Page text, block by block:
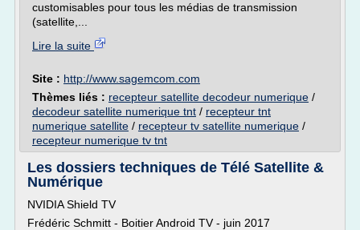
customisables pour tous les médias de transmission
(satellite,...
Lire la suite
Site : http://www.sagemcom.com
Thèmes liés : recepteur satellite decodeur numerique /
decodeur satellite numerique tnt / recepteur tnt
numerique satellite / recepteur tv satellite numerique /
recepteur numerique tv tnt
Les dossiers techniques de Télé Satellite &
Numérique
NVIDIA Shield TV
Frédéric Schmitt - Boitier Android TV - juin 2017